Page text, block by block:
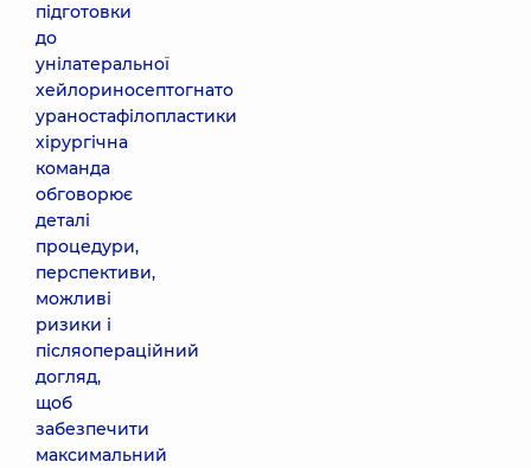
підготовки
до
унілатеральної
хейлориносептогнато
ураностафілопластики
хірургічна
команда
обговорює
деталі
процедури,
перспективи,
можливі
ризики і
післяопераційний
догляд,
щоб
забезпечити
максимальний